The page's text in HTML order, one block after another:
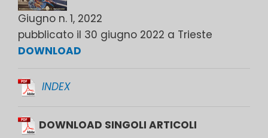
Giugno n. 1, 2022
pubblicato il 30 giugno 2022 a Trieste
DOWNLOAD
INDEX
DOWNLOAD SINGOLI ARTICOLI